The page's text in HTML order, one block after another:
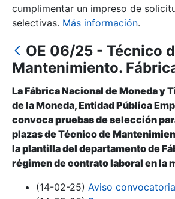
Mostrar/Ocultar
Mostrar/Ocultar
Mostrar/Ocultar
cumplimentar un impreso de
selectivas. Más información.
OE 06/25 - Técnico
Mantenimiento.
La Fábrica Nacional de Moneda y
de la Moneda, Entidad Pública
convoca pruebas de selección
plazas de Técnico de
la plantilla del departamento de
régimen de contrato laboral en la
(14-02-25) Aviso convocatoria